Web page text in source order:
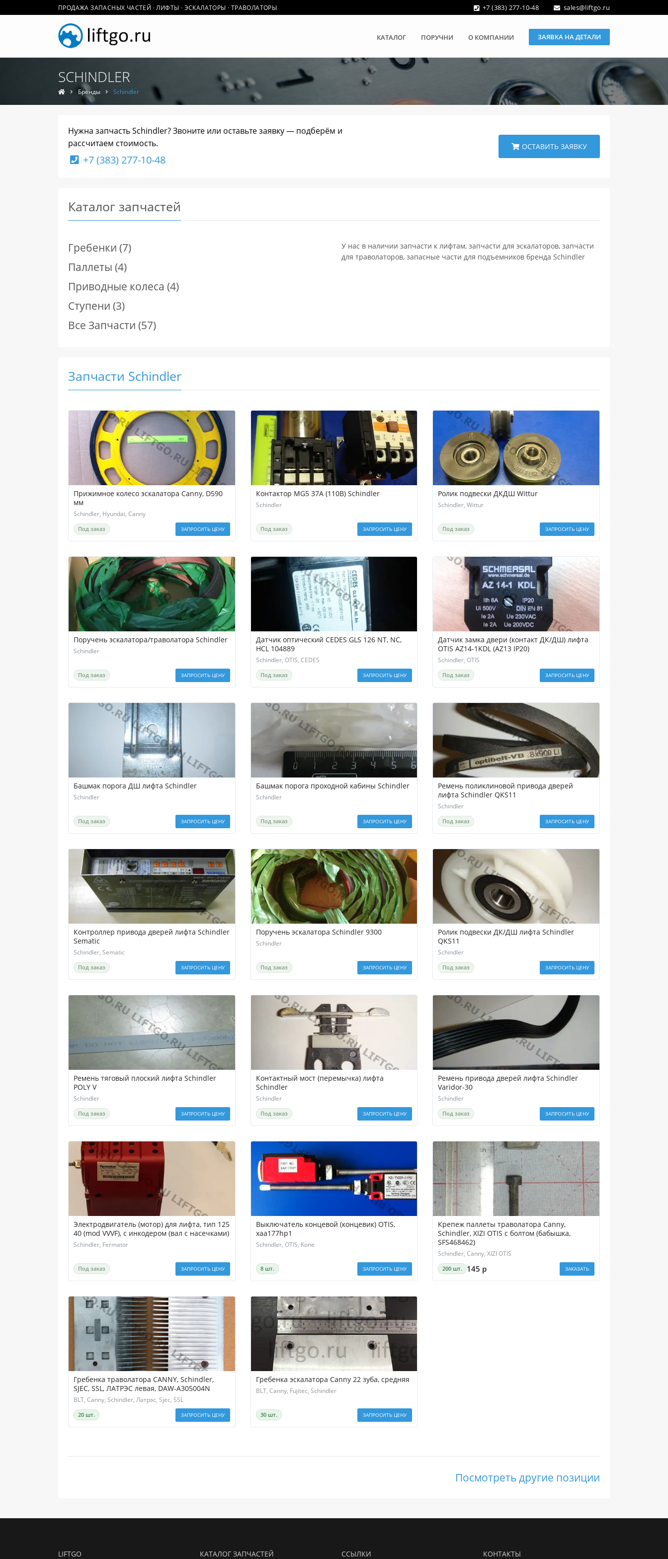
ПРОДАЖА ЗАПАСНЫХ ЧАСТЕЙ · ЛИФТЫ · ЭСКАЛАТОРЫ · ТРАВОЛАТОРЫ +7 (383) 277-10-48 sales@liftgo.ru
КАТАЛОГ ПОРУЧНИ О КОМПАНИИ ЗАЯВКА НА ДЕТАЛИ
SCHINDLER
Бренды Schindler
Нужна запчасть Schindler? Звоните или оставьте заявку — подберём и
рассчитаем стоимость.
+7 (383) 277-10-48
ОСТАВИТЬ ЗАЯВКУ
Каталог запчастей
Гребенки (7)
Паллеты (4)
Приводные колеса (4)
Ступени (3)
Все Запчасти (57)
У нас в наличии запчасти к лифтам, запчасти для эскалаторов, запчасти
для траволаторов, запасные части для подъемников бренда Schindler
Запчасти Schindler
Прижимное колесо эскалатора Canny, D590
мм
Schindler, Hyundai, Canny
Под заказ ЗАПРОСИТЬ ЦЕНУ
Контактор MG5 37A (110B) Schindler
Schindler
Под заказ ЗАПРОСИТЬ ЦЕНУ
Ролик подвески ДКДШ Wittur
Schindler, Wittur
Под заказ ЗАПРОСИТЬ ЦЕНУ
Поручень эскалатора/траволатора Schindler
Schindler
Под заказ ЗАПРОСИТЬ ЦЕНУ
Датчик оптический CEDES GLS 126 NT, NC,
HCL 104889
Schindler, OTIS, CEDES
Под заказ ЗАПРОСИТЬ ЦЕНУ
Датчик замка двери (контакт ДК/ДШ) лифта
OTIS AZ14-1KDL (AZ13 IP20)
Schindler, OTIS
Под заказ ЗАПРОСИТЬ ЦЕНУ
Башмак порога ДШ лифта Schindler
Schindler
Под заказ ЗАПРОСИТЬ ЦЕНУ
Башмак порога проходной кабины Schindler
Schindler
Под заказ ЗАПРОСИТЬ ЦЕНУ
Ремень поликлиновой привода дверей
лифта Schindler QKS11
Schindler
Под заказ ЗАПРОСИТЬ ЦЕНУ
Контроллер привода дверей лифта Schindler
Sematic
Schindler, Sematic
Под заказ ЗАПРОСИТЬ ЦЕНУ
Поручень эскалатора Schindler 9300
Schindler
Под заказ ЗАПРОСИТЬ ЦЕНУ
Ролик подвески ДК/ДШ лифта Schindler
QKS11
Schindler
Под заказ ЗАПРОСИТЬ ЦЕНУ
Ремень тяговый плоский лифта Schindler
POLY V
Schindler
Под заказ ЗАПРОСИТЬ ЦЕНУ
Контактный мост (перемычка) лифта
Schindler
Schindler
Под заказ ЗАПРОСИТЬ ЦЕНУ
Ремень привода дверей лифта Schindler
Varidor-30
Schindler
Под заказ ЗАПРОСИТЬ ЦЕНУ
Электродвигатель (мотор) для лифта, тип 125
40 (mod VVVF), с инкодером (вал с насечками)
Schindler, Fermator
Под заказ ЗАПРОСИТЬ ЦЕНУ
Выключатель концевой (концевик) OTIS,
xaa177hp1
Schindler, OTIS, Kone
8 шт. ЗАПРОСИТЬ ЦЕНУ
Крепеж паллеты траволатора Canny,
Schindler, XIZI OTIS с болтом (бабышка,
SFS468462)
Schindler, Canny, XIZI OTIS
200 шт. 145 р ЗАКАЗАТЬ
Гребенка траволатора CANNY, Schindler,
SJEC, SSL, ЛАТРЭС левая, DAW-A305004N
BLT, Canny, Schindler, Латрэс, Sjec, SSL
20 шт. ЗАПРОСИТЬ ЦЕНУ
Гребенка эскалатора Canny 22 зуба, средняя
BLT, Canny, Fujitec, Schindler
30 шт. ЗАПРОСИТЬ ЦЕНУ
Посмотреть другие позиции
LIFTGO КАТАЛОГ ЗАПЧАСТЕЙ ССЫЛКИ КОНТАКТЫ